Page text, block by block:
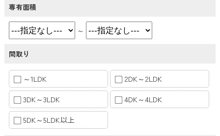
専有面積
～
間取り
～1LDK
2DK～2LDK
3DK～3LDK
4DK～4LDK
5DK～5LDK以上